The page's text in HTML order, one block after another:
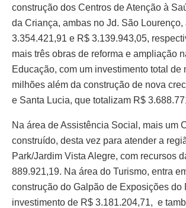
construção dos Centros de Atenção à
da Criança, ambas no Jd. São Lourenço,
3.354.421,91 e R$ 3.139.943,05,
mais três obras de reforma e ampliação
Educação, com um investimento total de
milhões além da construção de nova
e Santa Lucia, que totalizam R$
Na área de Assistência Social, mais um
construído, desta vez para atender a
Park/Jardim Vista Alegre, com recursos
889.921,19. Na área do Turismo, entra
construção do Galpão de Exposições do
investimento de R$ 3.181.204,71, e